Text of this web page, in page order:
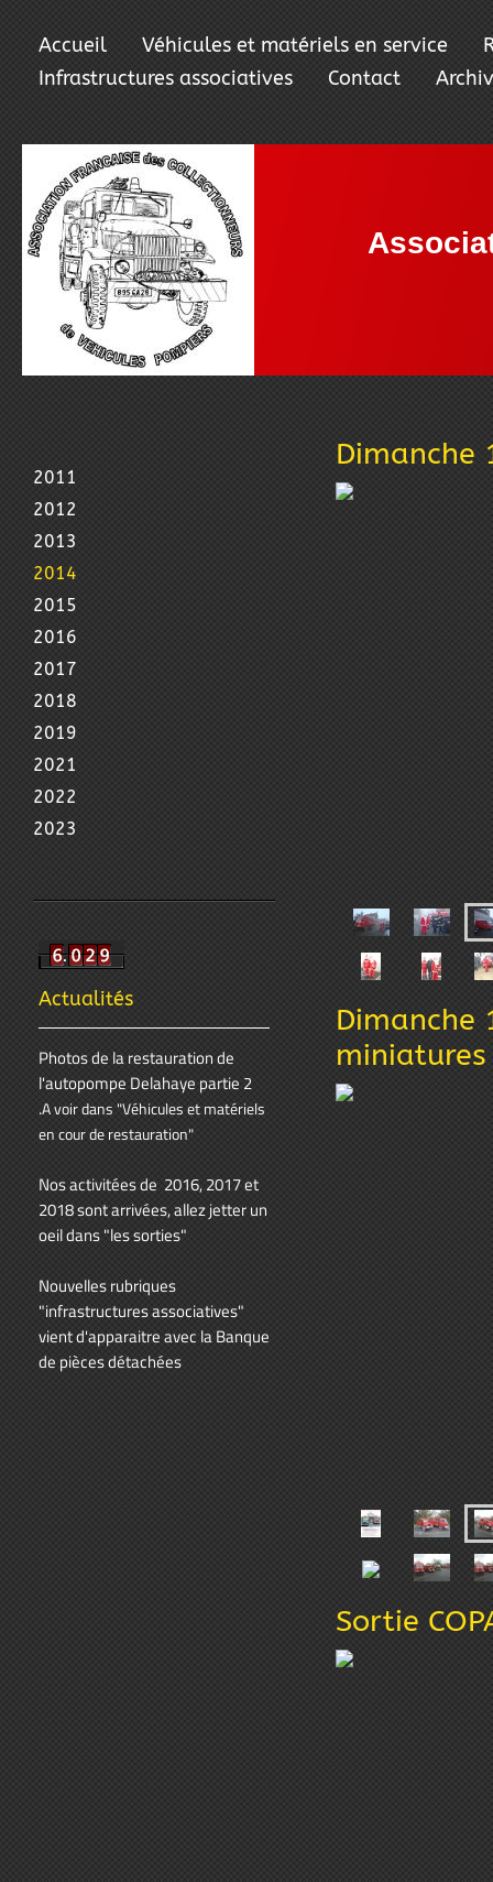
Accueil Véhicules et matériels en service
Infrastructures associatives
Contact
2011
2012
2013
2014
2015
2016
2017
2018
2019
2021
2022
2023
Actualités
Photos de la restauration de
l'autopompe Delahaye partie 2
.A voir dans "Véhicules et matériels
en cour de restauration"
Nos activitées de 2016, 2017 et
2018 sont arrivées, allez jetter un
oeil dans "les sorties"
Nouvelles rubriques
"infrastructures associatives"
vient d'apparaitre avec la Banque
de pièces détachées
Dimanche
Dimanche
Sortie